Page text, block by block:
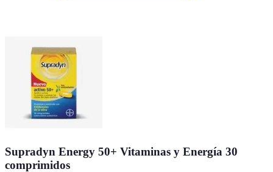
Supradyn Energy 50+ Vitaminas y Energía 30
comprimidos